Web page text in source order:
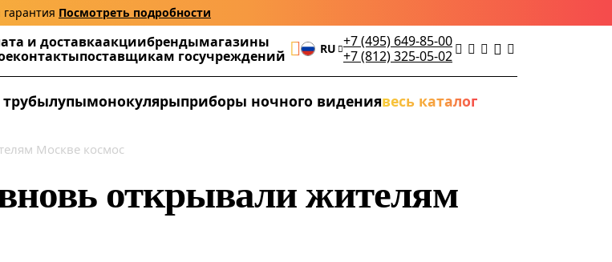
Посмотреть подробности
и доставкаакциибрендымагазины
контактыпоставщикам госучреждений RU +7 (495) 649-85-00
+7 (812) 325-05-02
лупымонокулярыприборы ночного видениявесь каталог
Москве космос
открывали жителям